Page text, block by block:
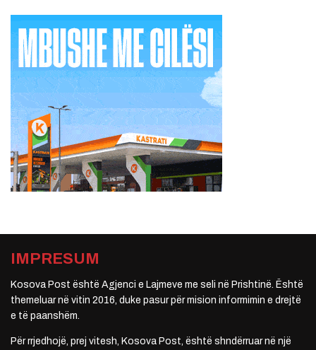
IMPRESUM
Kosova Post është Agjenci e Lajmeve me seli në Prishtinë. Është
themeluar në vitin 2016, duke pasur për mision informimin e drejtë
e të paanshëm.
Për rrjedhojë, prej vitesh, Kosova Post, është shndërruar në një